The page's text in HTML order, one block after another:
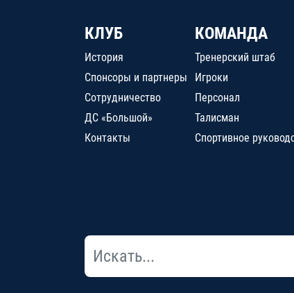
КЛУБ
История
Спонсоры и партнеры
Сотрудничество
ДС «Большой»
Контакты
КОМАНДА
Тренерский штаб
Игроки
Персонал
Талисман
Спортивное